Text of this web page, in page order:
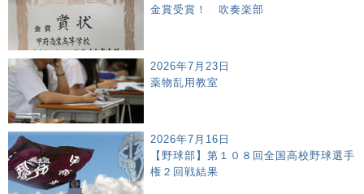
金賞受賞！ 吹奏楽部
2026年7月23日
薬物乱用教室
2026年7月16日
【野球部】第１０８回全国高校野球選手
権２回戦結果